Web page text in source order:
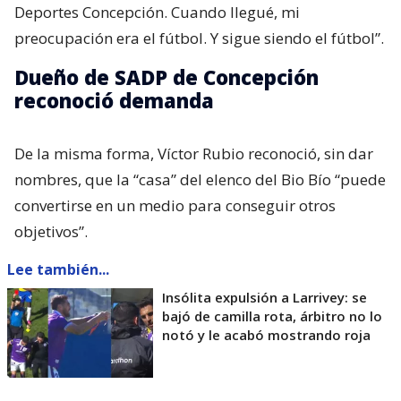
Deportes Concepción. Cuando llegué, mi
preocupación era el fútbol. Y sigue siendo el fútbol”.
Dueño de SADP de Concepción
reconoció demanda
De la misma forma, Víctor Rubio reconoció, sin dar
nombres, que la “casa” del elenco del Bio Bío “puede
convertirse en un medio para conseguir otros
objetivos”.
Lee también...
Insólita expulsión a Larrivey: se
bajó de camilla rota, árbitro no lo
notó y le acabó mostrando roja